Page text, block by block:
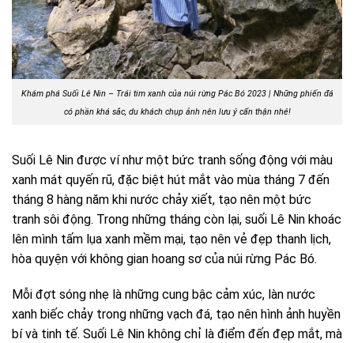
Khám phá Suối Lê Nin – Trái tim xanh của núi rừng Pác Bó 2023 | Những phiến đá
có phần khá sắc, du khách chụp ảnh nên lưu ý cẩn thận nhé!
Suối Lê Nin được ví như một bức tranh sống động với màu
xanh mát quyến rũ, đặc biệt hút mắt vào mùa tháng 7 đến
tháng 8 hàng năm khi nước chảy xiết, tạo nên một bức
tranh sôi động. Trong những tháng còn lại, suối Lê Nin khoác
lên mình tấm lụa xanh mềm mại, tạo nên vẻ đẹp thanh lịch,
hòa quyện với không gian hoang sơ của núi rừng Pác Bó.
Mỗi đợt sóng nhẹ là những cung bậc cảm xúc, làn nước
xanh biếc chảy trong những vạch đá, tạo nên hình ảnh huyền
bí và tinh tế. Suối Lê Nin không chỉ là điểm đến đẹp mắt, mà